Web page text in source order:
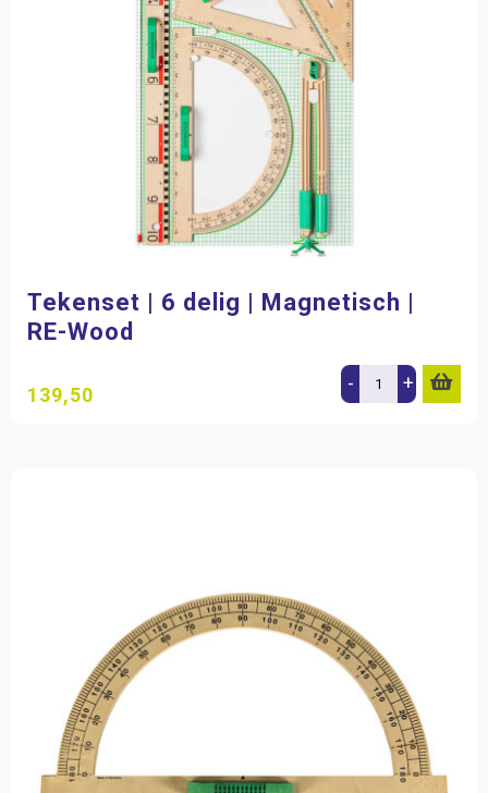
Tekenset | 6 delig | Magnetisch |
RE-Wood
139,50 - +